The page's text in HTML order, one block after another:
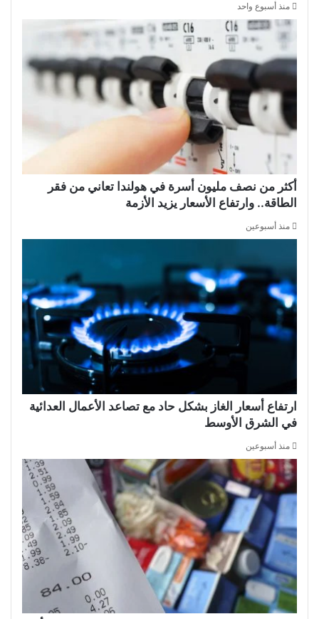
منذ أسبوع واحد
أكثر من نصف مليون أسرة في هولندا تعاني من فقر
الطاقة.. وارتفاع الأسعار يزيد الأزمة
منذ أسبوعين
ارتفاع أسعار الغاز بشكل حاد مع تصاعد الأعمال العدائية
في الشرق الأوسط
منذ أسبوعين